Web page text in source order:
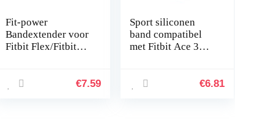
Fit-power
Bandextender voor
Fitbit Flex/Fitbit
bevestigingsring,
€7.59
Sport siliconen
band compatibel
met Fitbit Ace 3
kinderen,
€6.81